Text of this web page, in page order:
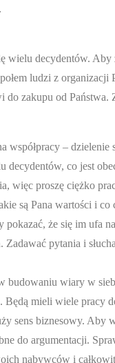
wielu decydentów. Aby
ludzi z organizacji
zakupu od Państwa.
współpracy –
co jest
więc proszę ciężko
są Pana wartości i co
że się im ufa
pytania i
wiary w
mieli wiele pracy
sens biznesowy. Aby
do argumentacji.
nabywców i